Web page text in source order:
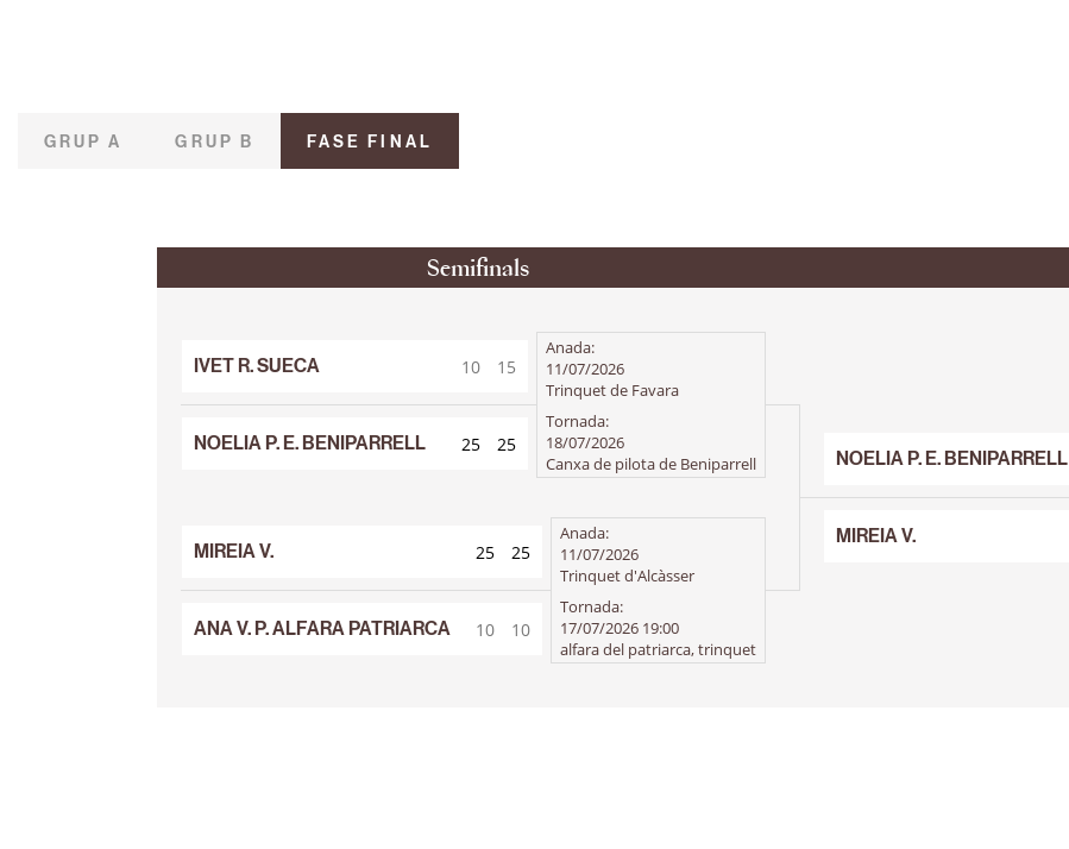
GRUP A GRUP B FASE FINAL
Semifinals
IVET R. SUECA
10
15
NOELIA P. E. BENIPARRELL
25
25
Anada:
11/07/2026
Trinquet de Favara
Tornada:
18/07/2026
Canxa de pilota de Beniparrell
MIREIA V.
25
25
ANA V. P. ALFARA PATRIARCA
10
10
Anada:
11/07/2026
Trinquet d'Alcàsser
Tornada:
17/07/2026 19:00
alfara del patriarca, trinquet
NOELIA P. E. BENIPARRELL
MIREIA V.